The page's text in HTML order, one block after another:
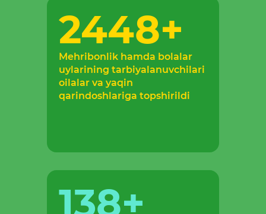
2448+
Mehribonlik hamda bolalar
uylarining tarbiyalanuvchilari
oilalar va yaqin
qarindoshlariga topshirildi
138+